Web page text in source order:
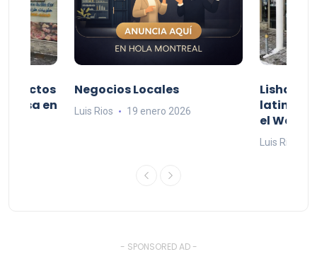
casa en
Negocios Locales
Luis Rios 19 enero 2026
Lishaam
latinos
el West
Luis Rios
- SPONSORED AD -